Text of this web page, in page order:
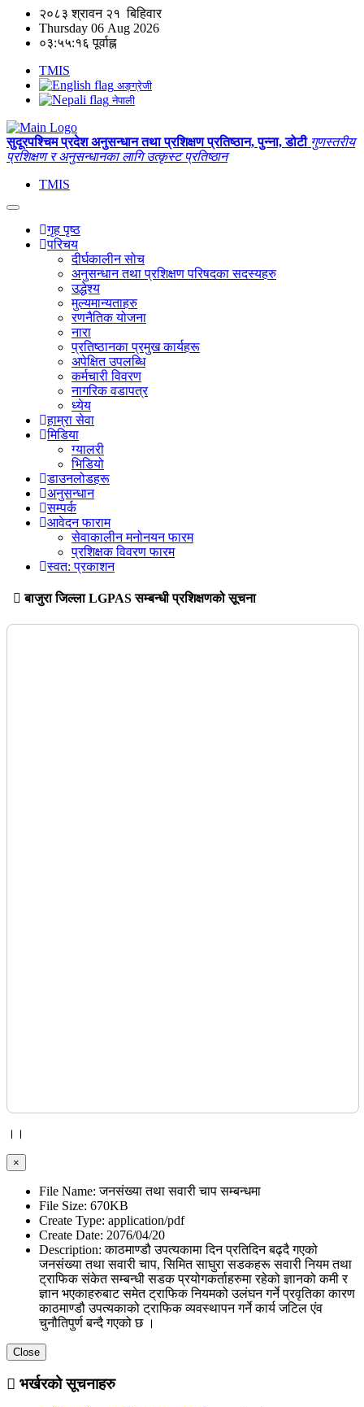
२०८३ श्रावन २१ बिहिवार
Thursday 06 Aug 2026
०३:५५:१६ पूर्वाह्न
TMIS
अङ्ग्रेजी
नेपाली
सुदूरपश्चिम प्रदेश अनुसन्धान तथा प्रशिक्षण प्रतिष्ठान, पुन्ना, डोटी गुणस्तरीय
प्रशिक्षण र अनुसन्धानका लागि उत्कृस्ट प्रतिष्ठान
TMIS
गृह पृष्ठ
परिचय
दीर्घकालीन सोच
अनुसन्धान तथा प्रशिक्षण परिषदका सदस्यहरु
उद्धेश्य
मुल्यमान्यताहरु
रणनैतिक योजना
नारा
प्रतिष्ठानका प्रमुख कार्यहरू
अपेक्षित उपलब्धि
कर्मचारी विवरण
नागरिक वडापत्र
ध्येय
हाम्रा सेवा
मिडिया
ग्यालरी
भिडियो
डाउनलोडहरू
अनुसन्धान
सम्पर्क
आवेदन फाराम
सेवाकालीन मनोनयन फारम
प्रशिक्षक विवरण फारम
स्वत: प्रकाशन
बाजुरा जिल्‍ला LGPAS सम्‍बन्‍धी प्रशिक्षणको सूचना
।।
×
File Name: जनसंख्या तथा सवारी चाप सम्बन्धमा
File Size: 670KB
Create Type: application/pdf
Create Date: 2076/04/20
Description: काठमाण्डौ उपत्यकामा दिन प्रतिदिन बढ्दै गएको
जनसंख्या तथा सवारी चाप, सिमित साघुरा सडकहरू सवारी नियम तथा
ट्राफिक संकेत सम्बन्धी सडक प्रयोगकर्ताहरुमा रहेको ज्ञानको कमी र
ज्ञान भएकाहरुबाट समेत ट्राफिक नियमको उलंघन गर्ने प्रवृतिका कारण
काठमाण्डौ उपत्यकाको ट्राफिक व्यवस्थापन गर्ने कार्य जटिल एंव
चुनौतिपुर्ण बन्दै गएको छ ।
Close
भर्खरको सूचनाहरु